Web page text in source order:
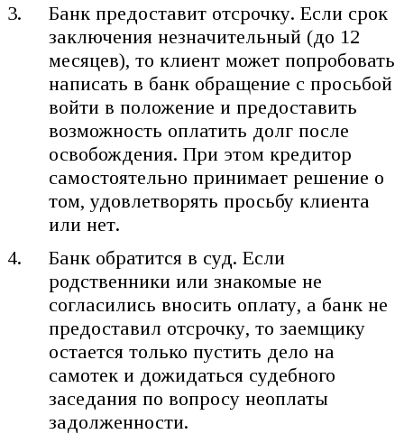
Банк предоставит отсрочку. Если срок
заключения незначительный (до 12
месяцев), то клиент может попробовать
написать в банк обращение с просьбой
войти в положение и предоставить
возможность оплатить долг после
освобождения. При этом кредитор
самостоятельно принимает решение о
том, удовлетворять просьбу клиента
или нет.
Банк обратится в суд. Если
родственники или знакомые не
согласились вносить оплату, а банк не
предоставил отсрочку, то заемщику
остается только пустить дело на
самотек и дожидаться судебного
заседания по вопросу неоплаты
задолженности.